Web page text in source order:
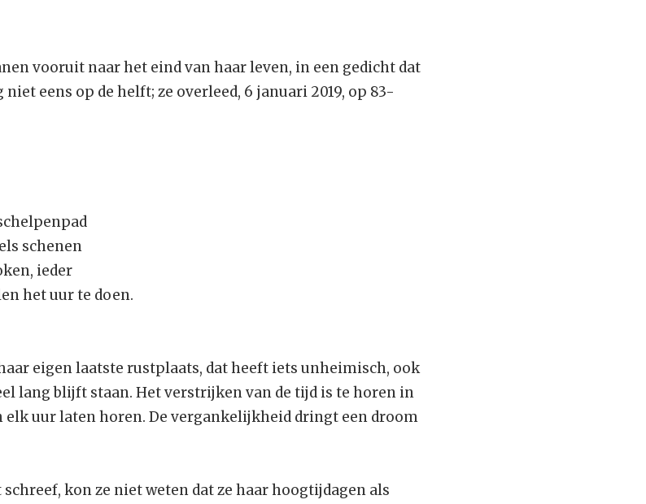
vooruit naar het eind van haar leven, in een gedicht dat
niet eens op de helft; ze overleed, 6 januari 2019, op 83-
schenen
ieder
het uur te doen.
eigen laatste rustplaats, dat heeft iets unheimisch, ook
lang blijft staan. Het verstrijken van de tijd is te horen in
elk uur laten horen. De vergankelijkheid dringt een droom
kon ze niet weten dat ze haar hoogtijdagen als